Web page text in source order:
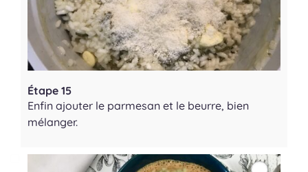
Étape 15
Enfin ajouter le parmesan et le beurre, bien
mélanger.